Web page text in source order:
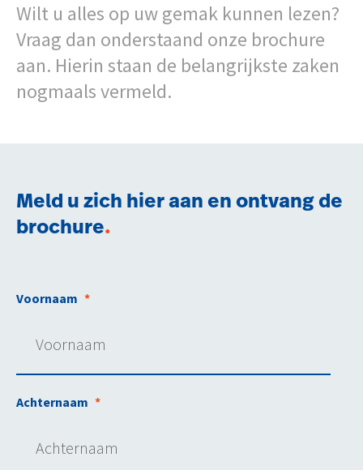
Wilt u alles op uw gemak kunnen lezen?
Vraag dan onderstaand onze brochure
aan. Hierin staan de belangrijkste zaken
nogmaals vermeld.
Meld u zich hier aan en ontvang de
brochure.
Voornaam *
Achternaam *